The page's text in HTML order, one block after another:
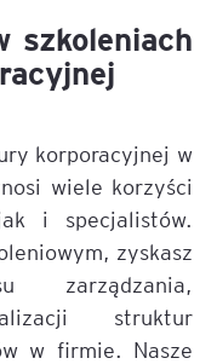
szkoleniach
korporacyjnej w
wiele korzyści
i specjalistów.
zyskasz
zarządzania,
struktur
w firmie. Nasze